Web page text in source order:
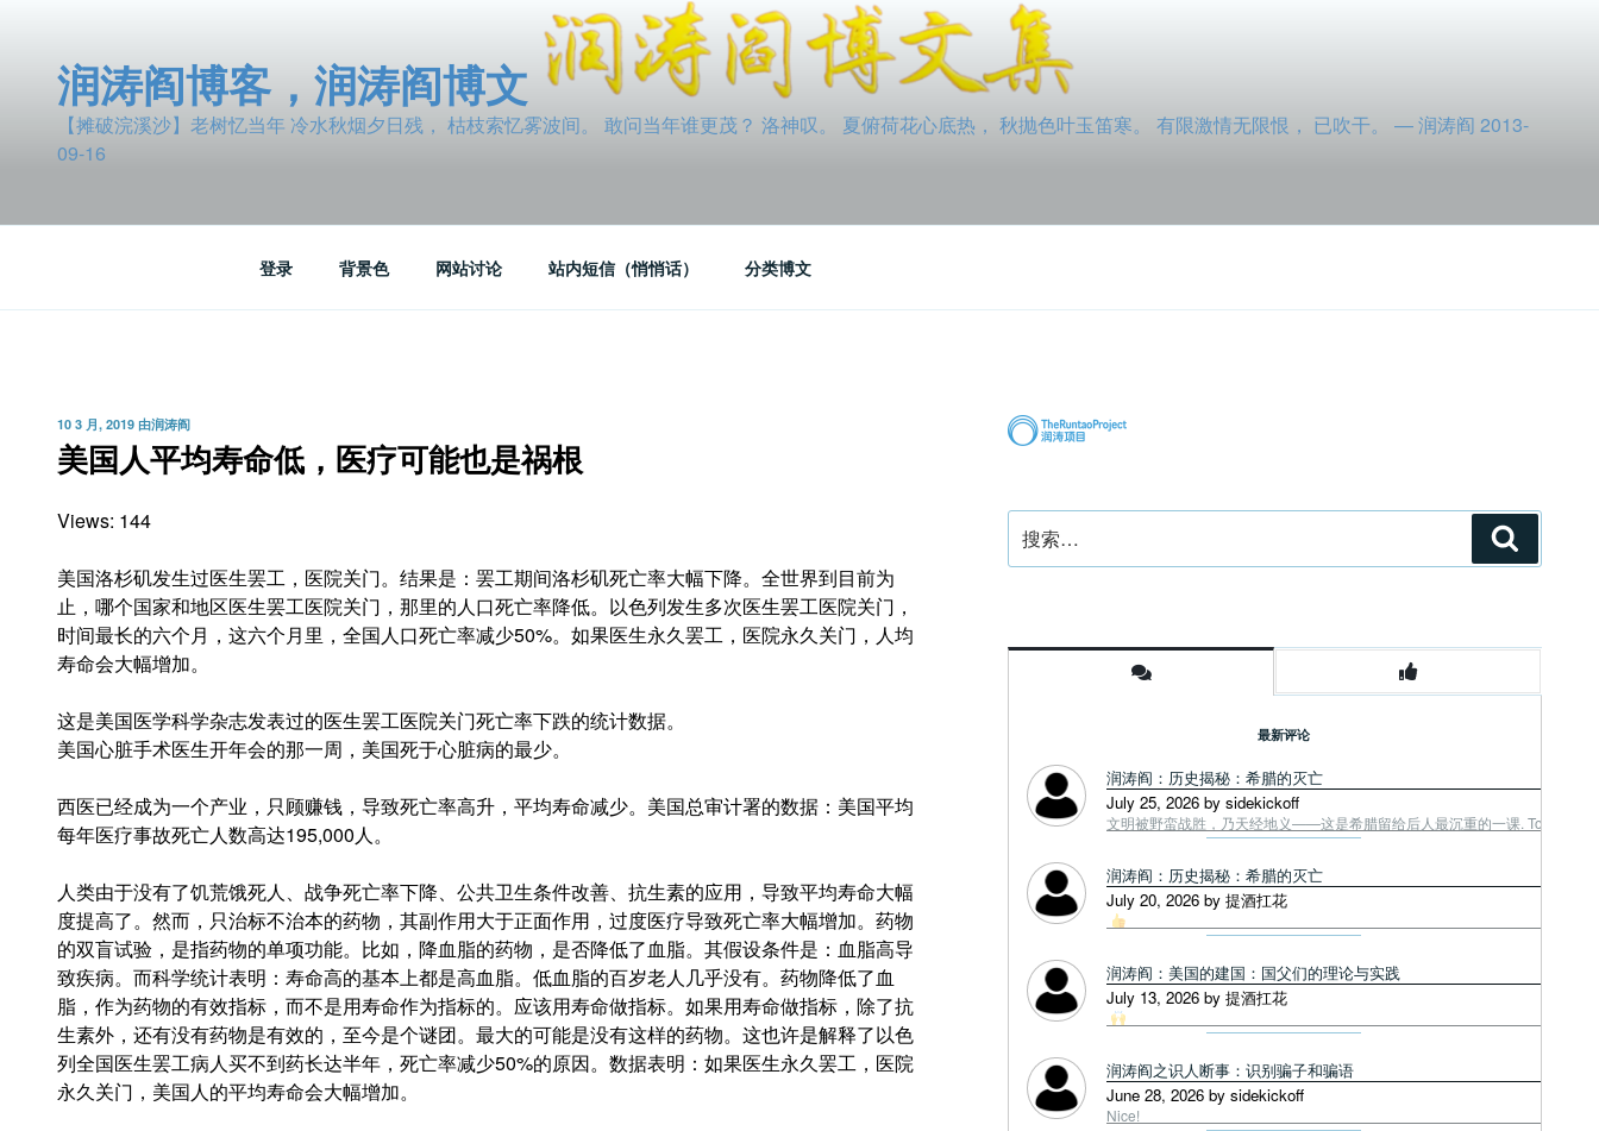
润涛阎博客，润涛阎博文
【摊破浣溪沙】老树忆当年 冷水秋烟夕日残， 枯枝索忆雾波间。 敢问当年谁更茂？ 洛神叹。 夏俯荷花心底热， 秋抛色叶玉笛寒。 有限激情无限恨， 已吹干。 — 润涛阎 2013-
09-16
登录 背景色 网站讨论 站内短信（悄悄话） 分类博文
发
布
于
10 3 月, 2019 由润涛阎
美国人平均寿命低，医疗可能也是祸根
Views: 144
美国洛杉矶发生过医生罢工，医院关门。结果是： 罢工期间洛杉矶死亡率大幅下降。全世界到目前为
止，哪个国家和地区医生罢工医院关门，那里的人口死亡率降低。以色列发生多次医生罢工医院关门，
时间最长的六个月，这六个月里，全国人口死亡率减少50%。如果医生永久罢工，医院永久关门，人均
寿命会大幅增加。
这是美国医学科学杂志发表过的医生罢工医院关门死亡率下跌的统计数据。
美国心脏手术医生开年会的那一周，美国死于心脏病的最少。
西医已经成为一个产业，只顾赚钱，导致死亡率高升，平均寿命减少。美国总审计署的数据：美国平均
每年医疗事故死亡人数高达195,000人。
人类由于没有了饥荒饿死人、战争死亡率下降、公共卫生条件改善、抗生素的应用，导致平均寿命大幅
度提高了。然而，只治标不治本的药物，其副作用大于正面作用，过度医疗导致死亡率大幅增加。药物
的双盲试验，是指药物的单项功能。比如，降血脂的药物，是否降低了血脂。其假设条件是：血脂高导
致疾病。而科学统计表明：寿命高的基本上都是高血脂。低血脂的百岁老人几乎没有。药物降低了血
脂，作为药物的有效指标，而不是用寿命作为指标的。应该用寿命做指标。如果用寿命做指标，除了抗
生素外，还有没有药物是有效的，至今是个谜团。最大的可能是没有这样的药物。这也许是解释了以色
列全国医生罢工病人买不到药长达半年，死亡率减少50%的原因。数据表明：如果医生永久罢工，医院
永久关门，美国人的平均寿命会大幅增加。
索：
索
最新评论
润涛阎：历史揭秘：希腊的灭亡
July 25, 2026 by sidekickoff
文明被野蛮战胜，乃天经地义——这是希腊留给后人最沉重的一课. Tough
润涛阎：历史揭秘：希腊的灭亡
July 20, 2026 by 提酒扛花
润涛阎：美国的建国：国父们的理论与实践
July 13, 2026 by 提酒扛花
润涛阎之识人断事：识别骗子和骗语
June 28, 2026 by sidekickoff
Nice!